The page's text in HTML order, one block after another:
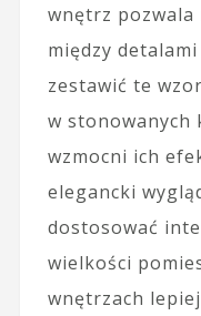
wnętrz
między detalami
zestawić te
w stonowanych
wzmocni ich
elegancki
dostosować
wielkości
wnętrzach